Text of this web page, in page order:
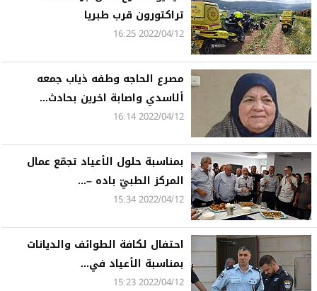
تراكتورون قرب طبريا
2022/04/12 16:25
مصرع الحاجه وطفه ذياب جمعه
ألاسدي واصابة اخرين بحادث...
2022/04/12 16:14
بمناسبة حلول الأعياد تجمّع عمال
المركز الطبيّ باده –...
2022/04/12 15:34
احتفال لكافة الطوائف والديانات
بمناسبة الأعياد في...
2022/04/12 15:23